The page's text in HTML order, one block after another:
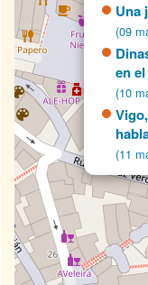
Una
(09
en
(10
(11